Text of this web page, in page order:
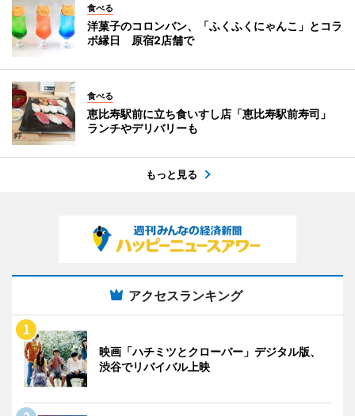
食べる
洋菓子のコロンバン、「ふくふくにゃんこ」とコラ
ボ縁日 原宿2店舗で
食べる
恵比寿駅前に立ち食いすし店「恵比寿駅前寿司」
ランチやデリバリーも
もっと見る
アクセスランキング
映画「ハチミツとクローバー」デジタル版、
渋谷でリバイバル上映